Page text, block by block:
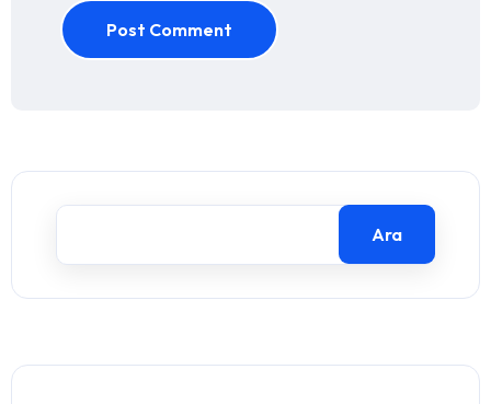
Post Comment
Ara